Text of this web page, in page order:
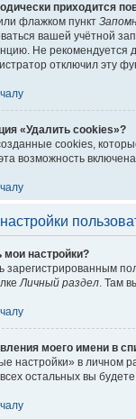
приходится
флажком пункт
вашей учётной
Не рекомендуется
отключил эту
«Удалить cookies»?
cookies,
возможность
мои настройки?
зарегистрированным
Личный раздел. Там
моего имени в
настройки» в личном
остальных вы